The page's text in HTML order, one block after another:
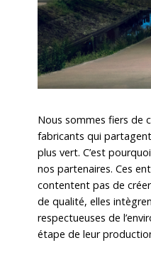
Nous sommes fiers de
fabricants qui
plus vert. C’est
nos partenaires. Ces
contentent pas de
de qualité, elles
respectueuses de
étape de leur